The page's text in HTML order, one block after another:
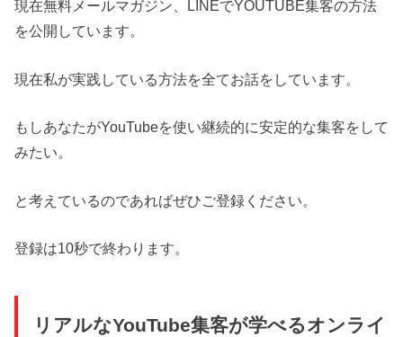
現在無料メールマガジン、LINEでYOUTUBE集客の方法
を公開しています。
現在私が実践している方法を全てお話をしています。
もしあなたがYouTubeを使い継続的に安定的な集客をして
みたい。
と考えているのであればぜひご登録ください。
登録は10秒で終わります。
リアルなYouTube集客が学べるオンライ